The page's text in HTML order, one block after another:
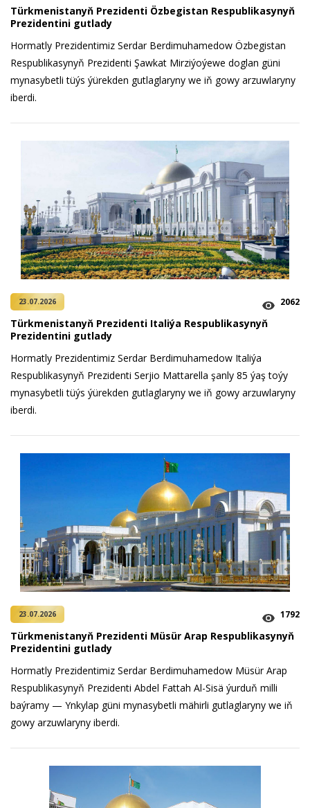
Türkmenistanyň Prezidenti Özbegistan Respublikasynyň
Prezidentini gutlady
Hormatly Prezidentimiz Serdar Berdimuhamedow Özbegistan
Respublikasynyň Prezidenti Şawkat Mirziýoýewe doglan güni
mynasybetli tüýs ýürekden gutlaglaryny we iň gowy arzuwlaryny
iberdi.
23.07.2026 2062
Türkmenistanyň Prezidenti Italiýa Respublikasynyň
Prezidentini gutlady
Hormatly Prezidentimiz Serdar Berdimuhamedow Italiýa
Respublikasynyň Prezidenti Serjio Mattarella şanly 85 ýaş toýy
mynasybetli tüýs ýürekden gutlaglaryny we iň gowy arzuwlaryny
iberdi.
23.07.2026 1792
Türkmenistanyň Prezidenti Müsür Arap Respublikasynyň
Prezidentini gutlady
Hormatly Prezidentimiz Serdar Berdimuhamedow Müsür Arap
Respublikasynyň Prezidenti Abdel Fattah Al-Sisä ýurduň milli
baýramy — Ynkylap güni mynasybetli mähirli gutlaglaryny we iň
gowy arzuwlaryny iberdi.